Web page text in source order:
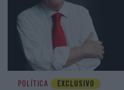
POLÍTICA EXCLUSIVO